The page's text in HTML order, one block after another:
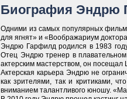
Биография Эндрю
Одними из самых популярных
для ягнят» и «Воображариум
Эндрю Гарфилд родился в 1983
Отец Эндрю тренер в
актерским мастерством, он
Актерская карьера Эндрю не
как зрителями, так и критиками,
вниманием талантливого юношу.